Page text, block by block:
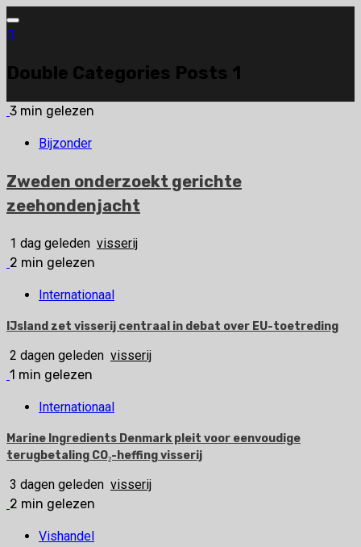
Ga
naar
inhoud
Double Categories Posts 1
3 min gelezen
Bijzonder
Zweden onderzoekt gerichte
zeehondenjacht
1 dag geleden visserij
2 min gelezen
Internationaal
IJsland zet visserij centraal in debat over EU-toetreding
2 dagen geleden visserij
1 min gelezen
Internationaal
Marine Ingredients Denmark pleit voor eenvoudige
terugbetaling CO₂-heffing visserij
3 dagen geleden visserij
2 min gelezen
Vishandel